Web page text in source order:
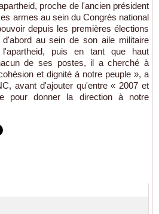
proche de l'ancien président
armes au sein du Congrès national
depuis les premières élections
au sein de son aile militaire
puis en tant que haut
de ses postes, il a cherché à
et dignité à notre peuple », a
avant d'ajouter qu'entre « ​​​​​​​2007 et
pour donner la direction à notre